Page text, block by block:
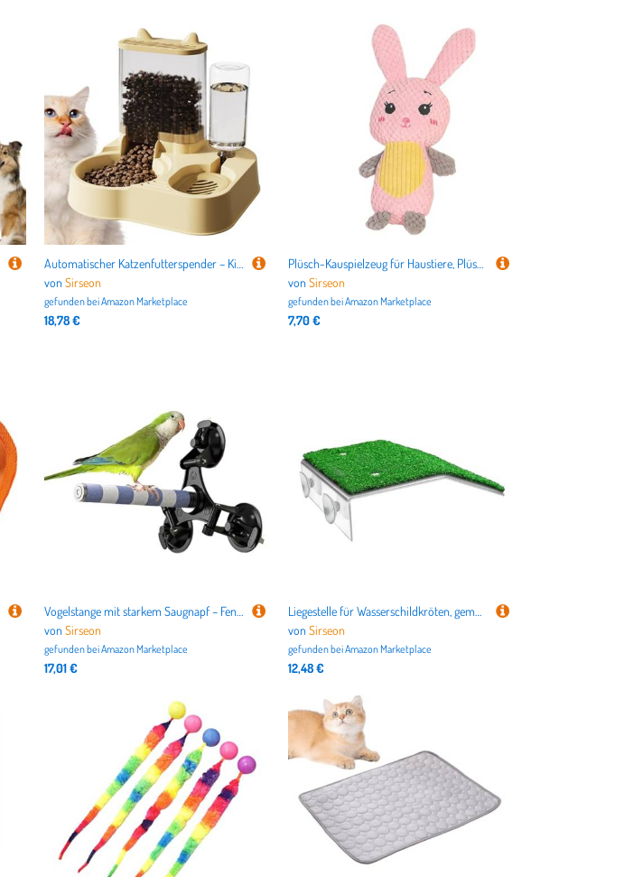
Automatischer Katzenfutterspender – Kippsicherer Katzenfutterspender, Wassernapf, Leckerli-Spender, große Kapazität, automatischer Futterspender, Hundefutterschale, Haustierbedarf
vonSirseon
gefunden beiAmazon Marketplace
18,78 €
Plüsch-Kauspielzeug für Haustiere, Plüschtier, gefüllt, quietschend, Kauspielzeug, weiches Hundespielzeug für aggressives, interaktives Haustierzubehör für Haustiere
vonSirseon
gefunden beiAmazon Marketplace
7,70 €
Vogelstange mit starkem Saugnapf – Fensterständer für, Mehrzweck-Kletterspielzeug für Wellensittiche, mittelgroße, Sittiche, Nymphensittiche, Unzertrennliche Vögel
vonSirseon
gefunden beiAmazon Marketplace
17,01 €
Liegestelle für Wasserschildkröten, gemütlicher Sonnenplatz für Schildkröten, praktische, einfache Schildkrötenstufe für Aquarium, Molche, Frösche, Amphibien
vonSirseon
gefunden beiAmazon Marketplace
12,48 €